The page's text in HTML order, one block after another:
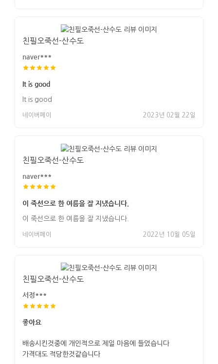
친필오죽선-산수도
naver***
It is good
It is good
네이버페이 2023년 02월 22일
친필오죽선-산수도
naver***
이 죽선으로 한 여름을 잘 지냈습니다.
이 죽선으로 한 여름을 잘 지냈습니다.
네이버페이 2022년 10월 05일
친필오죽선-산수도
서정***
좋아요
배송시킨것중에 개인적으로 제일 마음에 들었습니다
가격대도 적당한것같습니다